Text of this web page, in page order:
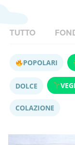
TUTTO
POPOLARI
DOLCE
COLAZIONE